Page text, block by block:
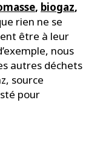
, biogaz,
rien ne se
être à leur
nous
autres déchets
source
pour